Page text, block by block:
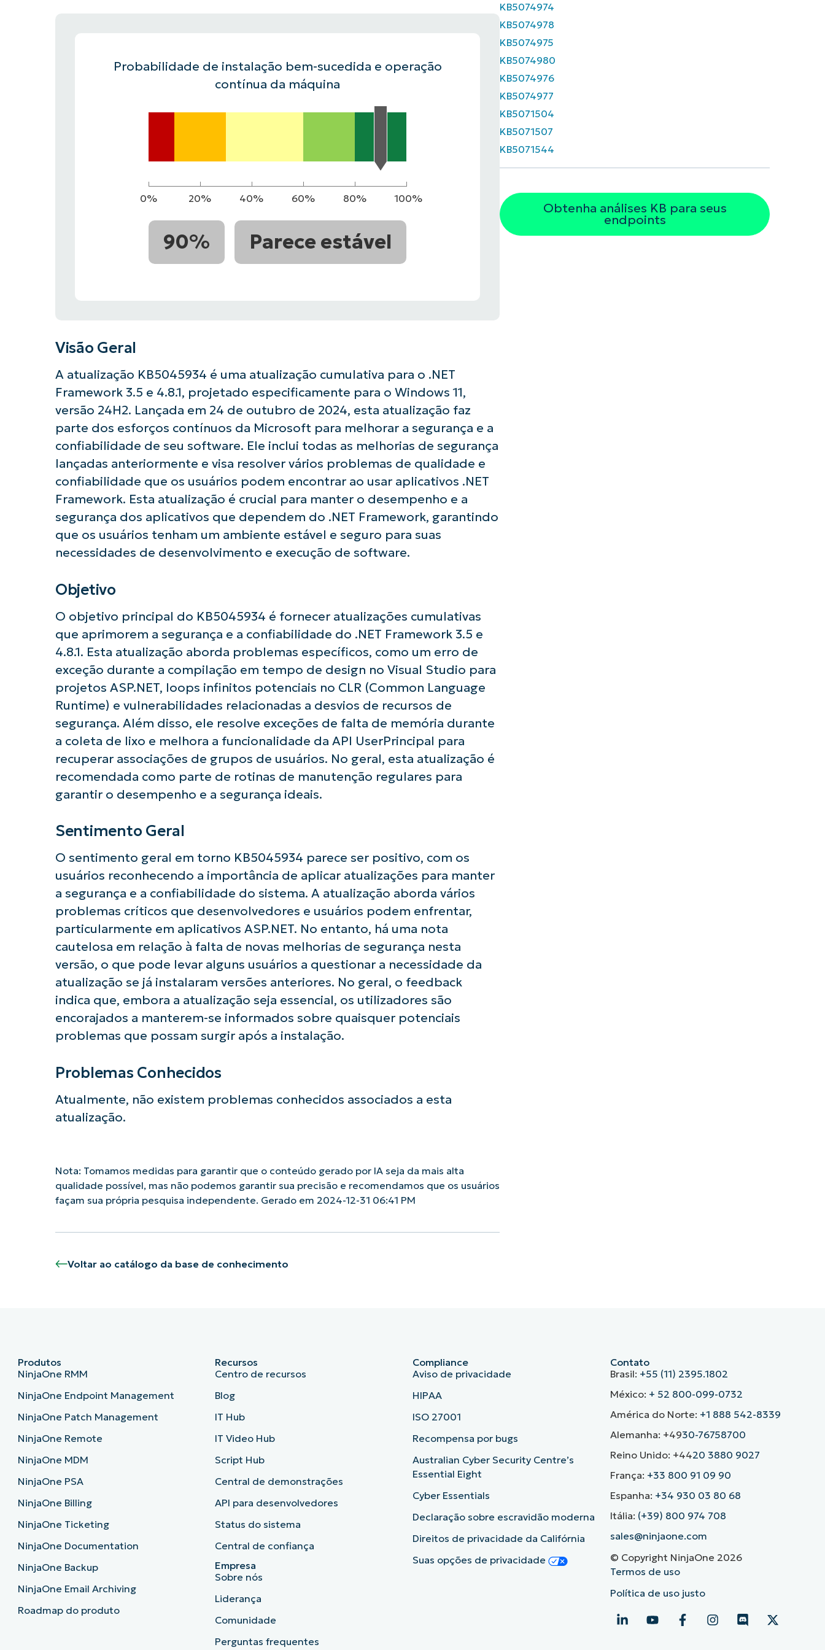
Probabilidade de instalação bem-sucedida e operação
contínua da máquina
0% 20% 40% 60% 80% 100%
90% Parece estável
Visão Geral
A atualização KB5045934 é uma atualização cumulativa para o .NET
Framework 3.5 e 4.8.1, projetado especificamente para o Windows 11,
versão 24H2. Lançada em 24 de outubro de 2024, esta atualização faz
parte dos esforços contínuos da Microsoft para melhorar a segurança e a
confiabilidade de seu software. Ele inclui todas as melhorias de segurança
lançadas anteriormente e visa resolver vários problemas de qualidade e
confiabilidade que os usuários podem encontrar ao usar aplicativos .NET
Framework. Esta atualização é crucial para manter o desempenho e a
segurança dos aplicativos que dependem do .NET Framework, garantindo
que os usuários tenham um ambiente estável e seguro para suas
necessidades de desenvolvimento e execução de software.
Objetivo
O objetivo principal do KB5045934 é fornecer atualizações cumulativas
que aprimorem a segurança e a confiabilidade do .NET Framework 3.5 e
4.8.1. Esta atualização aborda problemas específicos, como um erro de
exceção durante a compilação em tempo de design no Visual Studio para
projetos ASP.NET, loops infinitos potenciais no CLR (Common Language
Runtime) e vulnerabilidades relacionadas a desvios de recursos de
segurança. Além disso, ele resolve exceções de falta de memória durante
a coleta de lixo e melhora a funcionalidade da API UserPrincipal para
recuperar associações de grupos de usuários. No geral, esta atualização é
recomendada como parte de rotinas de manutenção regulares para
garantir o desempenho e a segurança ideais.
Sentimento Geral
O sentimento geral em torno KB5045934 parece ser positivo, com os
usuários reconhecendo a importância de aplicar atualizações para manter
a segurança e a confiabilidade do sistema. A atualização aborda vários
problemas críticos que desenvolvedores e usuários podem enfrentar,
particularmente em aplicativos ASP.NET. No entanto, há uma nota
cautelosa em relação à falta de novas melhorias de segurança nesta
versão, o que pode levar alguns usuários a questionar a necessidade da
atualização se já instalaram versões anteriores. No geral, o feedback
indica que, embora a atualização seja essencial, os utilizadores são
encorajados a manterem-se informados sobre quaisquer potenciais
problemas que possam surgir após a instalação.
Problemas Conhecidos
Atualmente, não existem problemas conhecidos associados a esta
atualização.
Nota: Tomamos medidas para garantir que o conteúdo gerado por IA seja da mais alta
qualidade possível, mas não podemos garantir sua precisão e recomendamos que os usuários
façam sua própria pesquisa independente. Gerado em 2024-12-31 06:41 PM
Voltar ao catálogo da base de conhecimento
KB5074974
KB5074978
KB5074975
KB5074980
KB5074976
KB5074977
KB5071504
KB5071507
KB5071544
Obtenha análises KB para seus
endpoints
Comece a usar as análises de KB orientadas por IA do NinjaOne!
First
last
name*
Business
email*
number*
Produtos
NinjaOne RMM
NinjaOne Endpoint Management
NinjaOne Patch Management
NinjaOne Remote
NinjaOne MDM
NinjaOne PSA
NinjaOne Billing
NinjaOne Ticketing
NinjaOne Documentation
NinjaOne Backup
NinjaOne Email Archiving
Roadmap do produto
Recursos
Centro de recursos
Blog
IT Hub
IT Video Hub
Script Hub
Central de demonstrações
API para desenvolvedores
Status do sistema
Central de confiança
Empresa
Sobre nós
Liderança
Comunidade
Perguntas frequentes
Compliance
Aviso de privacidade
HIPAA
ISO 27001
Recompensa por bugs
Australian Cyber Security Centre’s
Essential Eight
Cyber Essentials
Declaração sobre escravidão moderna
Direitos de privacidade da Califórnia
Suas opções de privacidade
Contato
Brasil: +55 (11) 2395.1802
México: + 52 800-099-0732
América do Norte: +1 888 542-8339
Alemanha: +4930-76758700
Reino Unido: +4420 3880 9027
França: +33 800 91 09 90
Espanha: +34 930 03 80 68
Itália: (+39) 800 974 708
sales@ninjaone.com
© Copyright NinjaOne 2026
Termos de uso
Política de uso justo